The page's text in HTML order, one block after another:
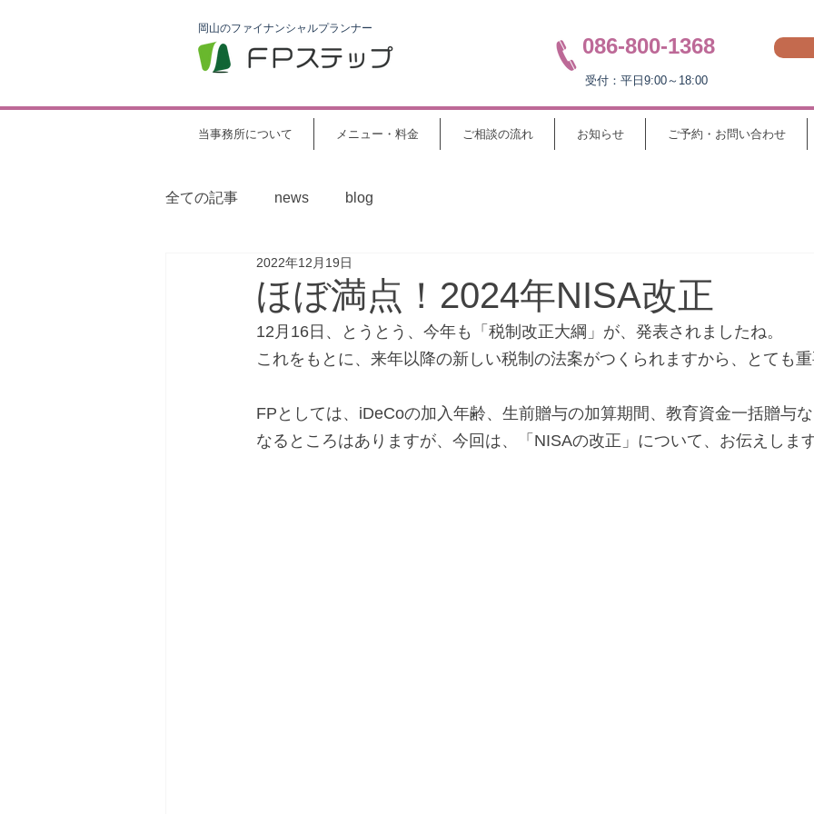
岡山のファイナンシャルプランナー
086-800-1368
受付：平日9:00～18:00
当事務所について メニュー・料金 ご相談の流れ お知らせ ご予約・お問い合わせ
全ての記事 news blog
ほぼ満点！2024年NISA改正
2022年12月19日
12月16日、とうとう、今年も「税制改正大綱」が、発表されましたね。
これをもとに、来年以降の新しい税制の法案がつくられますから、とても重
FPとしては、iDeCoの加入年齢、生前贈与の加算期間、教育資金一括贈与
なるところはありますが、今回は、「NISAの改正」について、お伝えします